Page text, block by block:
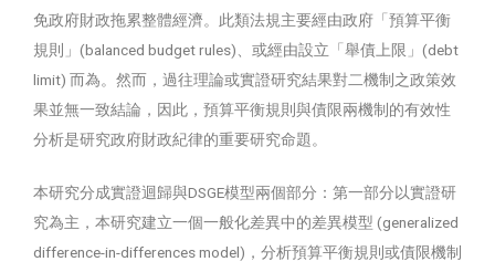
免政府財政拖累整體經濟。此類法規主要經由政府「預算平衡
規則」(balanced budget rules)、或經由設立「舉債上限」(debt
limit) 而為。然而，過往理論或實證研究結果對二機制之政策效
果並無一致結論，因此，預算平衡規則與債限兩機制的有效性
分析是研究政府財政紀律的重要研究命題。
本研究分成實證迴歸與DSGE模型兩個部分：第一部分以實證研
究為主，本研究建立一個一般化差異中的差異模型 (generalized
difference-in-differences model)，分析預算平衡規則或債限機制